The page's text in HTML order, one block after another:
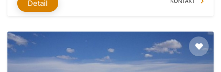
Detail